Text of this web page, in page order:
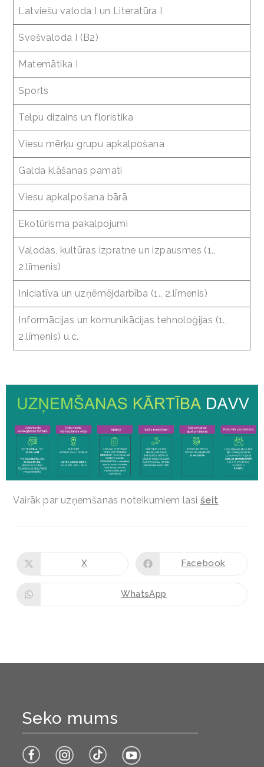
Latviešu valoda I un Literatūra I
Svešvaloda I (B2)
Matemātika I
Sports
Telpu dizains un floristika
Viesu mērķu grupu apkalpošana
Galda klāšanas pamati
Viesu apkalpošana bārā
Ekotūrisma pakalpojumi
Valodas, kultūras izpratne un izpausmes (1.,
2.līmenis)
Iniciatīva un uzņēmējdarbība (1., 2.līmenis)
Informācijas un komunikācijas tehnoloģijas (1.,
2.līmenis) u.c.
Vairāk par uzņemšanas noteikumiem lasišeit
X Facebook
WhatsApp
Seko mums